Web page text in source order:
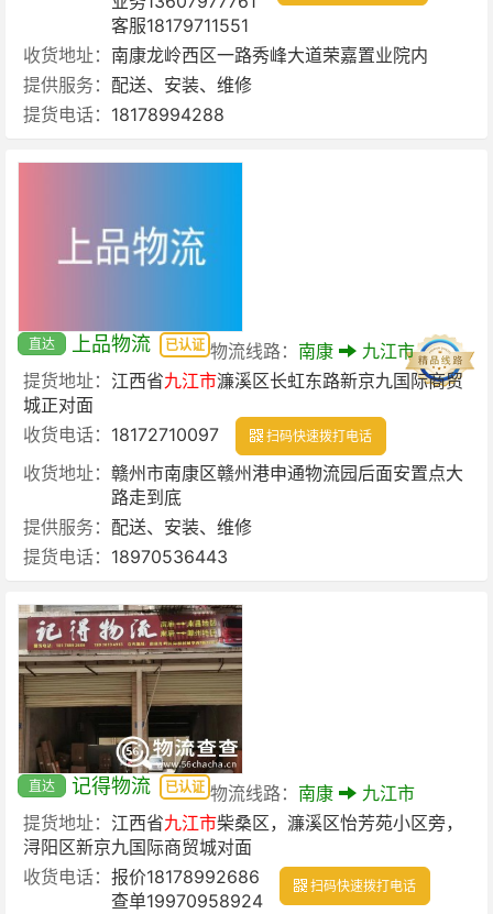
客服18179711551
收货地址： 南康龙岭西区一路秀峰大道荣嘉置业院内
提供服务： 配送、安装、维修
提货电话： 18178994288
直达 上品物流 已认证 物流线路： 南康
九江市
提货地址： 江西省九江市濂溪区长虹东路新京九国际商贸
城正对面
收货电话： 18172710097 扫码快速拨打电话
收货地址： 赣州市南康区赣州港申通物流园后面安置点大
路走到底
提供服务： 配送、安装、维修
提货电话： 18970536443
直达 记得物流 已认证 物流线路： 南康
九江市
提货地址： 江西省九江市柴桑区，濂溪区怡芳苑小区旁，
浔阳区新京九国际商贸城对面
收货电话： 报价18178992686
查单19970958924
扫码快速拨打电话